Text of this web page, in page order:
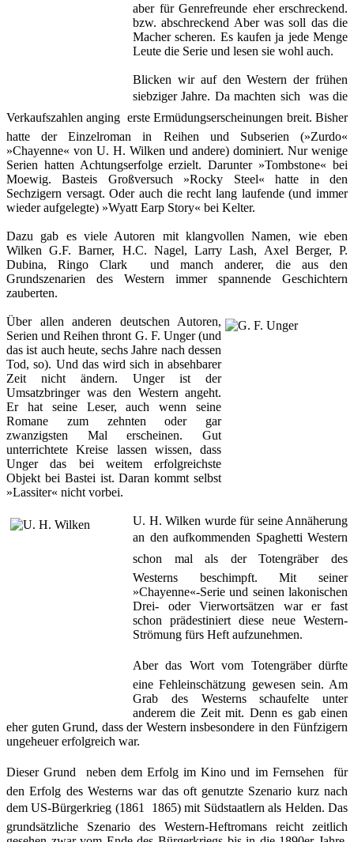
aber für Genrefreunde eher erschreckend.
bzw. abschreckend Aber was soll das die
Macher scheren. Es kaufen ja jede Menge
Leute die Serie und lesen sie wohl auch.
Blicken wir auf den Western der frühen
siebziger Jahre. Da machten sich  was die
Verkaufszahlen anging  erste Ermüdungserscheinungen breit. Bisher
hatte der Einzelroman in Reihen und Subserien (»Zurdo«
»Chayenne« von U. H. Wilken und andere) dominiert. Nur wenige
Serien hatten Achtungserfolge erzielt. Darunter »Tombstone« bei
Moewig. Basteis Großversuch »Rocky Steel« hatte in den
Sechzigern versagt. Oder auch die recht lang laufende (und immer
wieder aufgelegte) »Wyatt Earp Story« bei Kelter.
Dazu gab es viele Autoren mit klangvollen Namen, wie eben
Wilken G.F. Barner, H.C. Nagel, Larry Lash, Axel Berger, P.
Dubina, Ringo Clark und manch anderer, die aus den
Grundszenarien des Western immer spannende Geschichtern
zauberten.
Über allen anderen deutschen Autoren,
Serien und Reihen thront G. F. Unger (und
das ist auch heute, sechs Jahre nach dessen
Tod, so). Und das wird sich in absehbarer
Zeit nicht ändern. Unger ist der
Umsatzbringer was den Western angeht.
Er hat seine Leser, auch wenn seine
Romane zum zehnten oder gar
zwanzigsten Mal erscheinen. Gut
unterrichtete Kreise lassen wissen, dass
Unger das bei weitem erfolgreichste
Objekt bei Bastei ist. Daran kommt selbst
»Lassiter« nicht vorbei.
U. H. Wilken wurde für seine Annäherung
an den aufkommenden Spaghetti Western
schon mal als der Totengräber des
Westerns beschimpft. Mit seiner
»Chayenne«-Serie und seinen lakonischen
Drei- oder Vierwortsätzen war er fast
schon prädestiniert diese neue Western-
Strömung fürs Heft aufzunehmen.
Aber das Wort vom Totengräber dürfte
eine Fehleinschätzung gewesen sein. Am
Grab des Westerns schaufelte unter
anderem die Zeit mit. Denn es gab einen
eher guten Grund, dass der Western insbesondere in den Fünfzigern
ungeheuer erfolgreich war.
Dieser Grund  neben dem Erfolg im Kino und im Fernsehen  für
den Erfolg des Westerns war das oft genutzte Szenario kurz nach
dem US-Bürgerkrieg (1861  1865) mit Südstaatlern als Helden. Das
grundsätzliche Szenario des Western-Heftromans reicht zeitlich